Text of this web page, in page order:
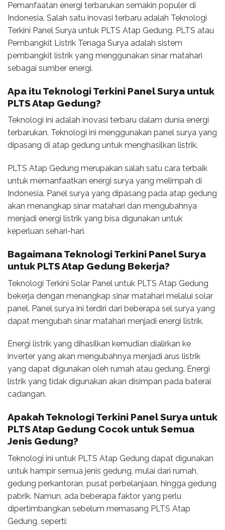
Pemanfaatan energi terbarukan semakin populer di
Indonesia. Salah satu inovasi terbaru adalah Teknologi
Terkini Panel Surya untuk PLTS Atap Gedung. PLTS atau
Pembangkit Listrik Tenaga Surya adalah sistem
pembangkit listrik yang menggunakan sinar matahari
sebagai sumber energi.
Apa ituTeknologi Terkini Panel Surya untuk
PLTS Atap Gedung?
Teknologi ini adalah inovasi terbaru dalam dunia energi
terbarukan. Teknologi ini menggunakan panel surya yang
dipasang di atap gedung untuk menghasilkan listrik.
PLTS Atap Gedung merupakan salah satu cara terbaik
untuk memanfaatkan energi surya yang melimpah di
Indonesia. Panel surya yang dipasang pada atap gedung
akan menangkap sinar matahari dan mengubahnya
menjadi energi listrik yang bisa digunakan untuk
keperluan sehari-hari.
BagaimanaTeknologi Terkini Panel Surya
untuk PLTS Atap Gedung Bekerja?
Teknologi Terkini Solar Panel untuk PLTS Atap Gedung
bekerja dengan menangkap sinar matahari melalui solar
panel. Panel surya ini terdiri dari beberapa sel surya yang
dapat mengubah sinar matahari menjadi energi listrik.
Energi listrik yang dihasilkan kemudian dialirkan ke
inverter yang akan mengubahnya menjadi arus listrik
yang dapat digunakan oleh rumah atau gedung. Energi
listrik yang tidak digunakan akan disimpan pada baterai
cadangan.
Apakah Teknologi Terkini Panel Surya untuk
PLTS Atap Gedung Cocok untuk Semua
Jenis Gedung?
Teknologi ini untuk PLTS Atap Gedung dapat digunakan
untuk hampir semua jenis gedung, mulai dari rumah,
gedung perkantoran, pusat perbelanjaan, hingga gedung
pabrik. Namun, ada beberapa faktor yang perlu
dipertimbangkan sebelum memasang PLTS Atap
Gedung, seperti: